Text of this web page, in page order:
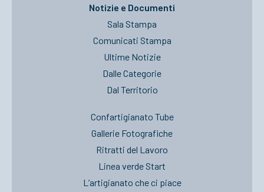
Notizie e Documenti
Sala Stampa
Comunicati Stampa
Ultime Notizie
Dalle Categorie
Dal Territorio
Confartigianato Tube
Gallerie Fotografiche
Ritratti del Lavoro
Linea verde Start
L’artigianato che ci piace